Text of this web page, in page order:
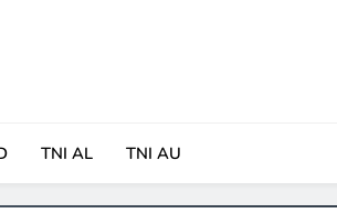
TNI AL TNI AU